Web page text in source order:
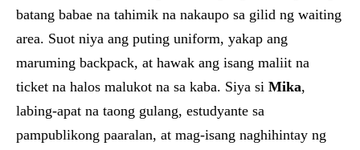
batang babae na tahimik na nakaupo sa gilid ng waiting
area. Suot niya ang puting uniform, yakap ang
maruming backpack, at hawak ang isang maliit na
ticket na halos malukot na sa kaba. Siya si Mika,
labing-apat na taong gulang, estudyante sa
pampublikong paaralan, at mag-isang naghihintay ng